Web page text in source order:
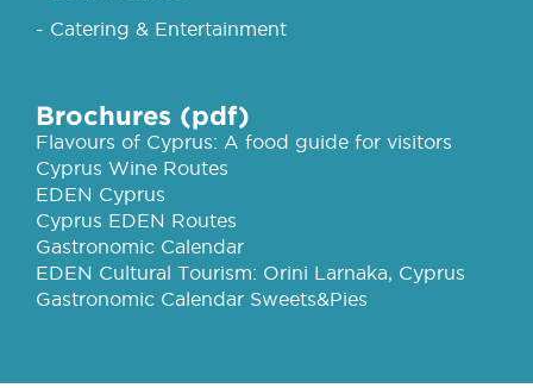
- Catering & Entertainment
Brochures (pdf)
Flavours of Cyprus: A food guide for visitors
Cyprus Wine Routes
EDEN Cyprus
Cyprus EDEN Routes
Gastronomic Calendar
EDEN Cultural Tourism: Orini Larnaka, Cyprus
Gastronomic Calendar Sweets&Pies